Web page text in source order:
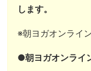
します。
※朝ヨガオンライ
●朝ヨガオンライ